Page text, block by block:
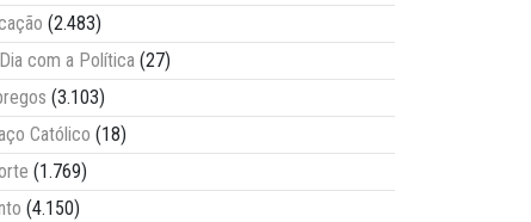
(2.483)
com a Política (27)
(3.103)
Católico (18)
(1.769)
(4.150)